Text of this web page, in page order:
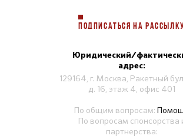
ПОДПИСАТЬСЯ НА
Юридический/
адрес:
129164, г. Москва, Ракетный
д. 16, этаж 4, офис 401
По общим вопросам:
По вопросам спонсорства
партнерства: